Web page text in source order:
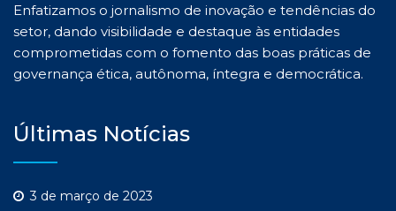
Enfatizamos o jornalismo de inovação e tendências do
setor, dando visibilidade e destaque às entidades
comprometidas com o fomento das boas práticas de
governança ética, autônoma, íntegra e democrática.
Últimas Notícias
3 de março de 2023